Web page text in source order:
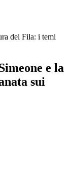
del Fila: i temi
e la
sui